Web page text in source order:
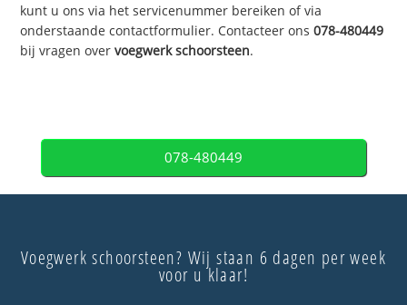
kunt u ons via het servicenummer bereiken of via
onderstaande contactformulier. Contacteer ons078-480449
bij vragen overvoegwerk schoorsteen.
078-480449
Voegwerk schoorsteen? Wij staan 6 dagen per week
voor u klaar!